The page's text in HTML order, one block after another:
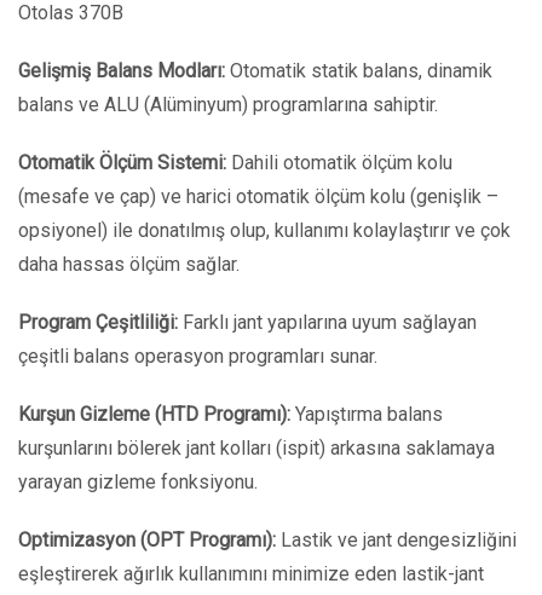
Otolas 370B
Gelişmiş Balans Modları: Otomatik statik balans, dinamik
balans ve ALU (Alüminyum) programlarına sahiptir.
Otomatik Ölçüm Sistemi: Dahili otomatik ölçüm kolu
(mesafe ve çap) ve harici otomatik ölçüm kolu (genişlik –
opsiyonel) ile donatılmış olup, kullanımı kolaylaştırır ve çok
daha hassas ölçüm sağlar.
Program Çeşitliliği: Farklı jant yapılarına uyum sağlayan
çeşitli balans operasyon programları sunar.
Kurşun Gizleme (HTD Programı): Yapıştırma balans
kurşunlarını bölerek jant kolları (ispit) arkasına saklamaya
yarayan gizleme fonksiyonu.
Optimizasyon (OPT Programı): Lastik ve jant dengesizliğini
eşleştirerek ağırlık kullanımını minimize eden lastik-jant